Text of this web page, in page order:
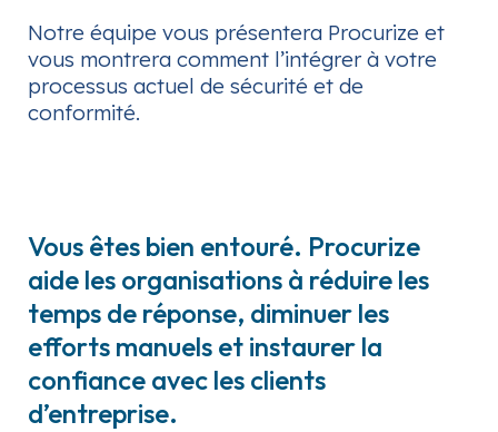
Notre équipe vous présentera Procurize et
vous montrera comment l’intégrer à votre
processus actuel de sécurité et de
conformité.
Vous êtes bien entouré. Procurize
aide les organisations à réduire les
temps de réponse, diminuer les
efforts manuels et instaurer la
confiance avec les clients
d’entreprise.